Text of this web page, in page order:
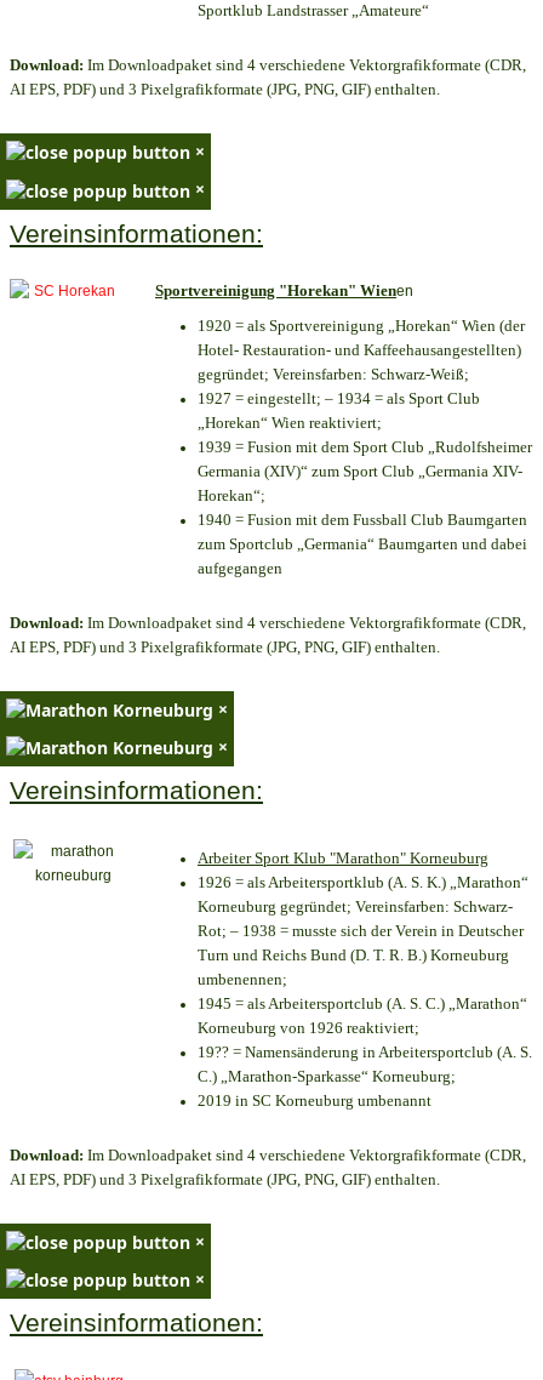
Sportklub Landstrasser „Amateure“
Download: Im Downloadpaket sind 4 verschiedene Vektorgrafikformate (CDR,
AI EPS, PDF) und 3 Pixelgrafikformate (JPG, PNG, GIF) enthalten.
×
×
Vereinsinformationen:
Sportvereinigung "Horekan" Wienen
1920 = als Sportvereinigung „Horekan“ Wien (der
Hotel- Restauration- und Kaffeehausangestellten)
gegründet; Vereinsfarben: Schwarz-Weiß;
1927 = eingestellt; – 1934 = als Sport Club
„Horekan“ Wien reaktiviert;
1939 = Fusion mit dem Sport Club „Rudolfsheimer
Germania (XIV)“ zum Sport Club „Germania XIV-
Horekan“;
1940 = Fusion mit dem Fussball Club Baumgarten
zum Sportclub „Germania“ Baumgarten und dabei
aufgegangen
Download: Im Downloadpaket sind 4 verschiedene Vektorgrafikformate (CDR,
AI EPS, PDF) und 3 Pixelgrafikformate (JPG, PNG, GIF) enthalten.
×
×
Vereinsinformationen:
Arbeiter Sport Klub "Marathon" Korneuburg
1926 = als Arbeitersportklub (A. S. K.) „Marathon“
Korneuburg gegründet; Vereinsfarben: Schwarz-
Rot; – 1938 = musste sich der Verein in Deutscher
Turn und Reichs Bund (D. T. R. B.) Korneuburg
umbenennen;
1945 = als Arbeitersportclub (A. S. C.) „Marathon“
Korneuburg von 1926 reaktiviert;
19?? = Namensänderung in Arbeitersportclub (A. S.
C.) „Marathon-Sparkasse“ Korneuburg;
2019 in SC Korneuburg umbenannt
Download: Im Downloadpaket sind 4 verschiedene Vektorgrafikformate (CDR,
AI EPS, PDF) und 3 Pixelgrafikformate (JPG, PNG, GIF) enthalten.
×
×
Vereinsinformationen: